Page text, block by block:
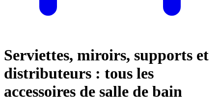
Serviettes, miroirs, supports et
distributeurs : tous les
accessoires de salle de bain